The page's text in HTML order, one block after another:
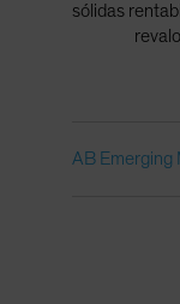
sólidas
AB Emerging